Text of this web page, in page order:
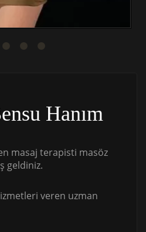
Hanım
masaj terapisti masöz
geldiniz.
veren uzman